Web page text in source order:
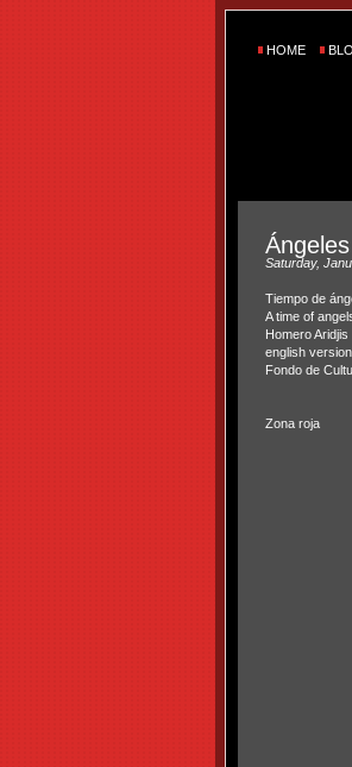
HOME
Saturday,
Tiempo de
A time of
Homero Aridjis
english
Fondo de
Zona roja